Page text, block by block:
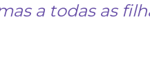
a todas as